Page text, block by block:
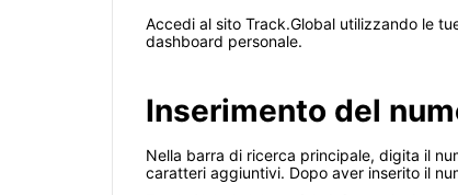
Accedi al sito Track.Global utilizzando le
dashboard personale.
Inserimento del
Nella barra di ricerca principale, digita il
caratteri aggiuntivi. Dopo aver inserito il